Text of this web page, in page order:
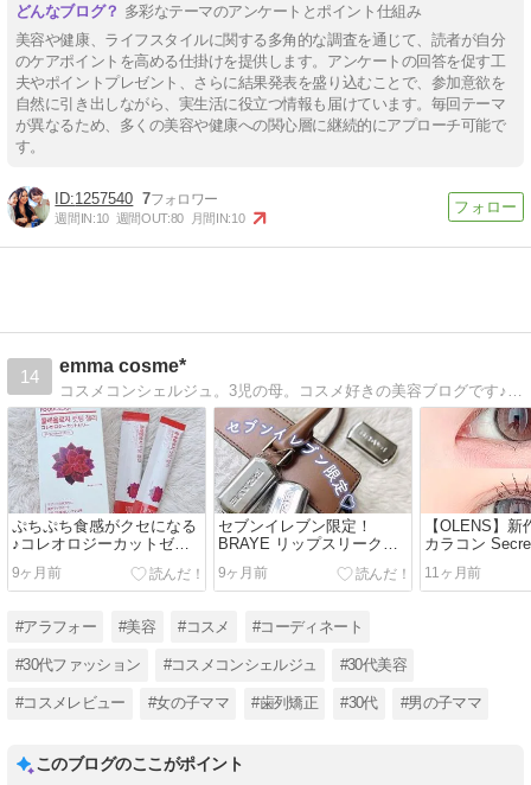
多彩なテーマのアンケートとポイント仕組み
美容や健康、ライフスタイルに関する多角的な調査を通じて、読者が自分
のケアポイントを高める仕掛けを提供します。アンケートの回答を促す工
夫やポイントプレゼント、さらに結果発表を盛り込むことで、参加意欲を
自然に引き出しながら、実生活に役立つ情報も届けています。毎回テーマ
が異なるため、多くの美容や健康への関心層に継続的にアプローチ可能で
す。
1257540 7
週間IN:10 週間OUT:80 月間IN:10
14
emma cosme*
コスメコンシェルジュ。3児の母。コスメ好きの美容ブログです♪YouTubeも始めましたので、フォローして頂けると嬉しいです！
ぷちぷち食感がクセになる
♪コレオロジーカットゼリ
9ヶ月前
セブンイレブン限定！
BRAYE リップスリークミ
9ヶ月前
【OLENS】新
カラコン
ーズ着画レポ
コンレポ】
11ヶ月前
#アラフォー #美容 #コスメ #コーディネート
#30代ファッション #コスメコンシェルジュ #30代美容
#コスメレビュー #女の子ママ #歯列矯正 #30代 #男の子ママ
このブログのここがポイント